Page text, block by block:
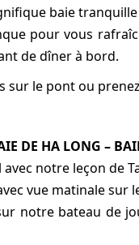
baie
pour vous
de dîner à bord.
sur le pont ou
DE HA LONG –
notre leçon de
vue matinale sur
notre bateau de